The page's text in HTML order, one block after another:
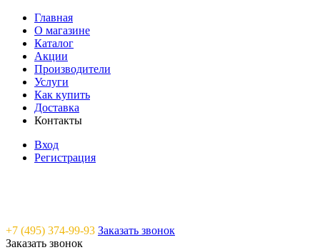
Главная
О магазине
Каталог
Акции
Производители
Услуги
Как купить
Доставка
Контакты
Вход
Регистрация
+7 (495) 374-99-93 Заказать звонок
Заказать звонок